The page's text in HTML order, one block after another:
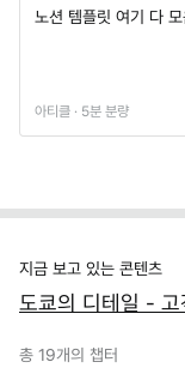
노션 템플릿 여기 다
아티클 · 5분 분량
지금 보고 있는 콘텐츠
도쿄의 디테일 -
총 19개의 챕터